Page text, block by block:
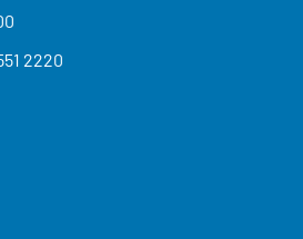
2220